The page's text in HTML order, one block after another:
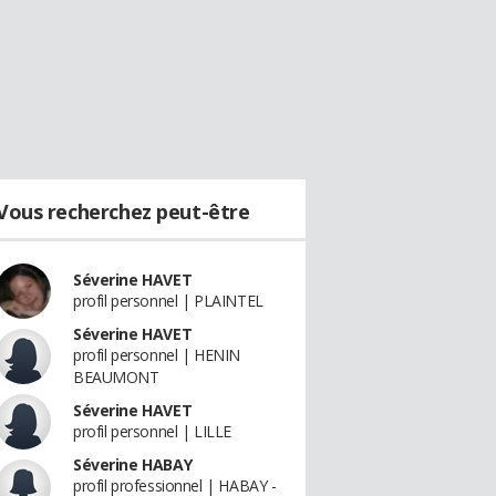
recherchez peut-être
Séverine HAVET
profil personnel | PLAINTEL
Séverine HAVET
profil personnel | HENIN
BEAUMONT
Séverine HAVET
profil personnel | LILLE
Séverine HABAY
profil professionnel | HABAY -